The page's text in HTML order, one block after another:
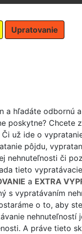
Upratovanie
a hľadáte odbornú
poskytne? Chcete
už ide o
pôjdu,
nehnuteľnosti či
tieto
a EXTRA
s vypratávaním
o to, aby
nehnuteľností
A práve tieto